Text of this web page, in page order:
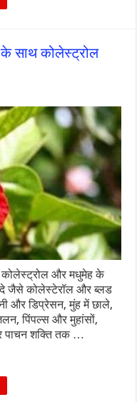
साथ कोलेस्ट्रोल
और मधुमेह के
जैसे कोलेस्टेरॉल और ब्लड
और डिप्रेसन, मुंह में छाले,
पिंपल्स और मुहांसों,
पाचन शक्ति तक …